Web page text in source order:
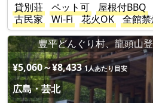
貸別荘
ペット可 屋根付BBQ
古民家
Wi-Fi 花火OK
全館
豊平どんぐり村、龍頭山
¥5,060～¥8,433 1人あたり目安
広島・芸北